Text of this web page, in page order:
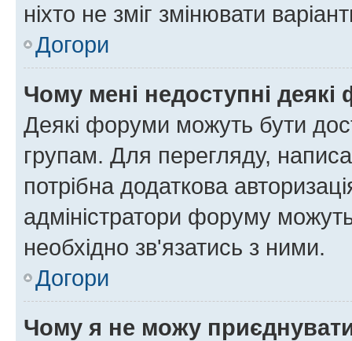
ніхто не зміг змінювати
Догори
Чому мені недоступні
Деякі форуми можуть бути
групам. Для перегляду,
потрібна додаткова
адміністратори форуму
необхідно зв'язатись з ними.
Догори
Чому я не можу